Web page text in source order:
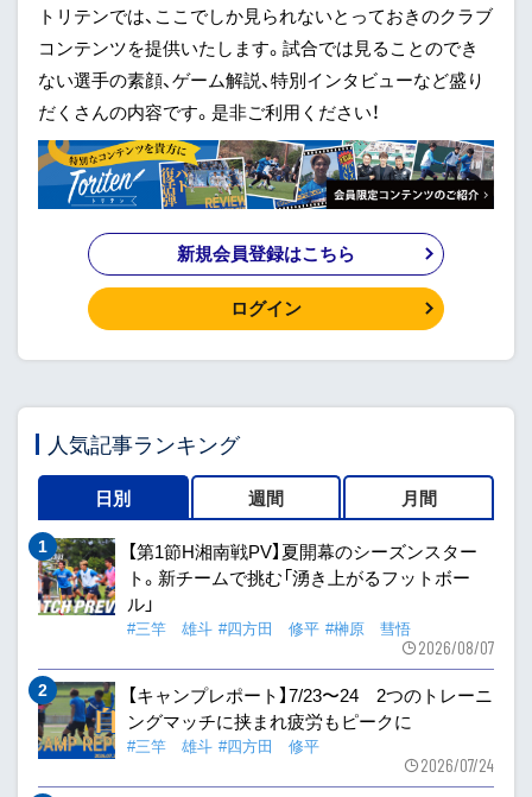
トリテンでは、ここでしか見られないとっておきのクラブ
コンテンツを提供いたします。試合では見ることのでき
ない選手の素顔、ゲーム解説、特別インタビューなど盛り
だくさんの内容です。是非ご利用ください！
新規会員登録はこちら
ログイン
人気記事ランキング
日別 週間 月間
【第1節H湘南戦PV】夏開幕のシーズンスター
ト。新チームで挑む「湧き上がるフットボー
ル」
#三竿 雄斗 #四方田 修平 #榊原 彗悟
2026/08/07
【キャンプレポート】7/23〜24 2つのトレーニ
ングマッチに挟まれ疲労もピークに
#三竿 雄斗 #四方田 修平
2026/07/24